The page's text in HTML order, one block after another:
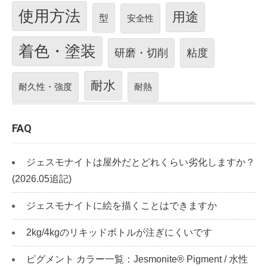
使用方法 型 安全性 用途
着色・塗装 研磨・切削 粘度
耐久性・強度 耐水 耐熱
FAQ
ジェスモナイトは屋外だとどれくらい劣化しますか？
(2026.05追記)
ジェスモナイトに絵を描くことはできますか
2kg/4kgのリキッドボトルが注ぎにくいです
ピグメント カラー一覧：Jesmonite® Pigment / 水性